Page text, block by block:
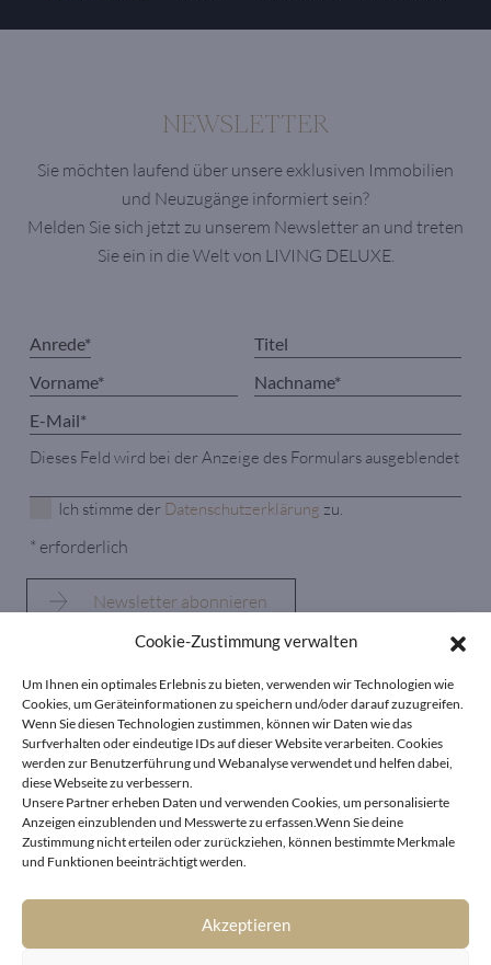
Cookie-Zustimmung verwalten
Um Ihnen ein optimales Erlebnis zu bieten, verwenden wir Technologien wie
Cookies, um Geräteinformationen zu speichern und/oder darauf zuzugreifen.
Wenn Sie diesen Technologien zustimmen, können wir Daten wie das
Surfverhalten oder eindeutige IDs auf dieser Website verarbeiten. Cookies
werden zur Benutzerführung und Webanalyse verwendet und helfen dabei,
diese Webseite zu verbessern.
Unsere Partner erheben Daten und verwenden Cookies, um personalisierte
Anzeigen einzublenden und Messwerte zu erfassen.Wenn Sie deine
Zustimmung nicht erteilen oder zurückziehen, können bestimmte Merkmale
und Funktionen beeinträchtigt werden.
Akzeptieren
NEWSLETTER
Sie möchten laufend über unsere exklusiven Immobilien
und Neuzugänge informiert sein?
Melden Sie sich jetzt zu unserem Newsletter an und treten
Sie ein in die Welt von LIVING DELUXE.
Dieses Feld wird bei der Anzeige des Formulars ausgeblendet
Ich stimme der Datenschutzerklärung zu.
* erforderlich
KONTAKT
LIVING DELUXE
Real Estate GmbH
Seecorso 3 | 9220 Velden am Wörthersee
+43 4274 38244
info@livingdeluxe.com
LIVING DELUXE Deutschland